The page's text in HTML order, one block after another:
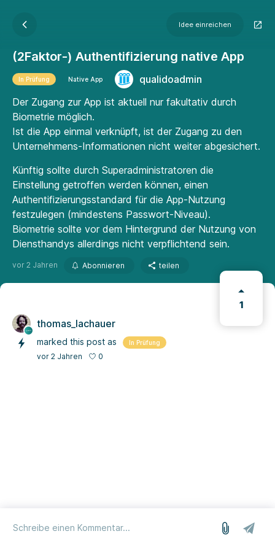
Idee einreichen
(2Faktor-) Authentifizierung native App
In Prüfung Native App
qualidoadmin
Der Zugang zur App ist aktuell nur fakultativ durch
Biometrie möglich.
Ist die App einmal verknüpft, ist der Zugang zu den
Unternehmens-Informationen nicht weiter abgesichert.
Künftig sollte durch Superadministratoren die
Einstellung getroffen werden können, einen
Authentifizierungsstandard für die App-Nutzung
festzulegen (mindestens Passwort-Niveau).
Biometrie sollte vor dem Hintergrund der Nutzung von
Diensthandys allerdings nicht verpflichtend sein.
vor 2 Jahren Abonnieren teilen
1
thomas_lachauer
marked this post as In Prüfung
vor 2 Jahren 0